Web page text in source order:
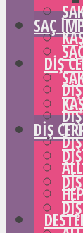
DIŞ
SAÇ
DIŞ